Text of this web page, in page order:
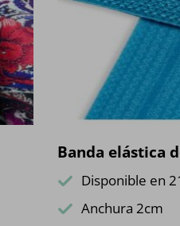
Banda elástica
Disponible en
Anchura 2cm